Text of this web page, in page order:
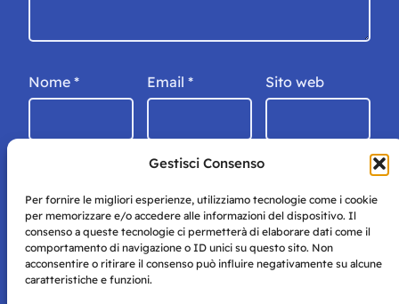
Gestisci Consenso
Per fornire le migliori esperienze, utilizziamo tecnologie come i cookie
per memorizzare e/o accedere alle informazioni del dispositivo. Il
consenso a queste tecnologie ci permetterà di elaborare dati come il
comportamento di navigazione o ID unici su questo sito. Non
acconsentire o ritirare il consenso può influire negativamente su alcune
caratteristiche e funzioni.
Nome * Email * Sito web